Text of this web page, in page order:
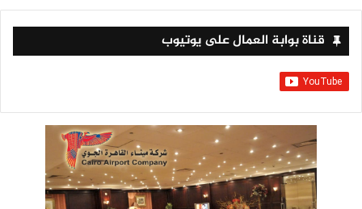
قناة بوابة العمال على يوتيوب